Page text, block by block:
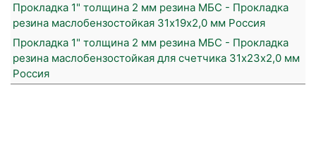
Прокладка 1" толщина 2 мм резина МБС - Прокладка
резина маслобензостойкая 31х19х2,0 мм Россия
Прокладка 1" толщина 2 мм резина МБС - Прокладка
резина маслобензостойкая для счетчика 31х23х2,0 мм
Россия